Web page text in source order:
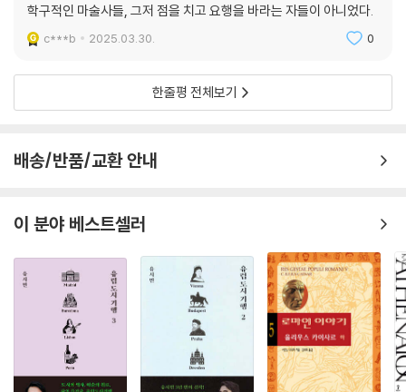
렵고 믿음의 차원에 머무는 이야기를 했다. 그런 점에서 합리적인 것과 비
합리적인 것, 추측과 확신, 믿음과 사실 사이에 뚜렷한 경계는 없었던 것 같
마구스들은 마술을 언급할 때 모호하고 이중적인 태도를 보였다. 자연의
뿐만 아니라, 우주로부터 생명과 영혼을 끌어와 기적을 행할 수 있다는 고
를 즐기기도 했다. 악마도 자연의 힘을 이용해 불가사의한 일을 할 수 있다
초자연적 힘까지 갈망한 권력자들
마구스는 또한 대중적인 지식인이면서 천계의 힘을 이용하려는 유력한 후
원자들에게 조언자 역할을 했다. 신성로마제국 황제 막시밀리안 1세, 교황
클레멘스 4세, 프랑스 국왕 프랑수아 1세의 모후 루이즈 드 사부아 등이 거
학구적인 마술사들, 그저 점을 치고 요행을 바라는 자들이 아니었다.
c***b 2025.03.30. 0
한줄평 전체보기
배송/반품/교환 안내
이 분야 베스트셀러